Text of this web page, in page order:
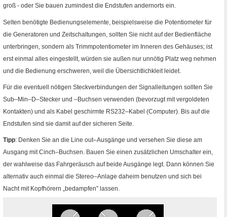
groß - oder Sie bauen zumindest die Endstufen andernorts ein.
Selten benötigte Bedienungselemente, beispielsweise die Potentiometer für
die Generatoren und Zeitschaltungen, sollten Sie nicht auf der Bedienfläche
unterbringen, sondern als Trimmpotentiometer im Inneren des Gehäuses; ist
erst einmal alles eingestellt, würden sie außen nur unnötig Platz weg nehmen
und die Bedienung erschweren, weil die Übersichtlichkleit leidet.
Für die eventuell nötigen Steckverbindungen der Signalleitungen sollten Sie
Sub–Min–D–Stecker und –Buchsen verwenden (bevorzugt mit vergoldeten
Kontakten) und als Kabel geschirmte RS232–Kabel (Computer). Bis auf die
Endstufen sind sie damit auf der sicheren Seite.
Tipp: Denken Sie an die Line out–Ausgänge und versehen Sie diese am
Ausgang mitCinch–Buchsen. Bauen Sie einen zusätzlichen Umschalter ein,
der wahlweise das Fahrgeräusch auf beide Ausgänge legt. Dann können Sie
alternativ auch einmal die Stereo–Anlage daheim benutzen und sich bei
Nacht mit Kopfhörern „bedampfen” lassen.